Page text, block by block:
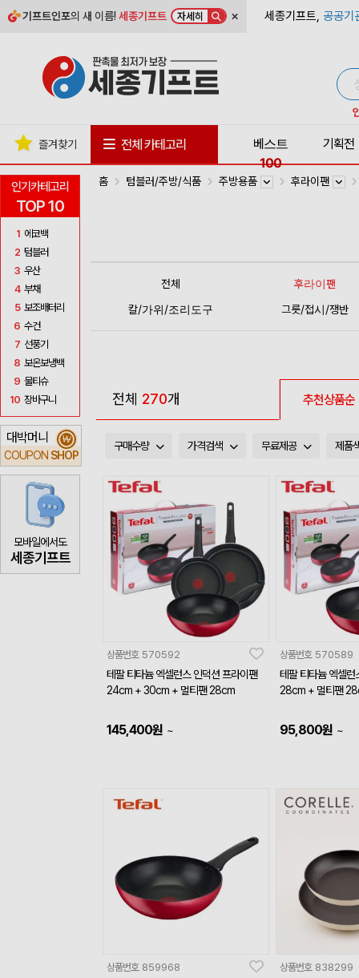
기프트인포의 새 이름!세종기프트 자세히 × 세종기프트, 공공기
인기카테고리
TOP 10
1 에코백
2 텀블러
3 우산
4 부채
5 보조배터리
6 수건
7 선풍기
8 보온보냉백
9 물티슈
10 장바구니
대박머니
COUPON SHOP
₩
모바일에서도
세종기프트
즐겨찾기 전체 카테고리
베스트
100
기획전
홈 텀블러/주방/식품 주방용품 후라이팬
전체
후라이팬
칼/가위/조리도구
그릇/접시/쟁반
전체 270개 추천상품순
구매수량 가격검색 무료제공 제품
상품번호 570592
테팔 티타늄 엑셀런스 인덕션 프라이팬
24cm + 30cm + 멀티팬 28cm
145,400원 ~
상품번호 570589
테팔 티타늄 엑셀런
28cm + 멀티팬
95,800원 ~
상품번호 859968 상품번호 838299